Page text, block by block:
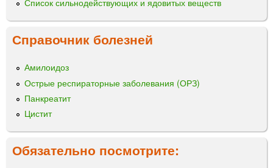
Список сильнодействующих и ядовитых веществ
Справочник болезней
Амилоидоз
Острые респираторные заболевания (ОРЗ)
Панкреатит
Цистит
Обязательно посмотрите: